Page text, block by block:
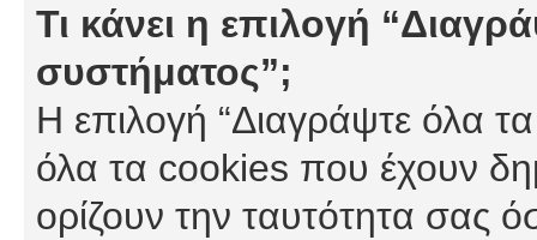
Τι κάνει η επιλογή
συστήματος”;
Η επιλογή “Διαγράψτε όλα
όλα τα cookies που έχουν
ορίζουν την ταυτότητα σας